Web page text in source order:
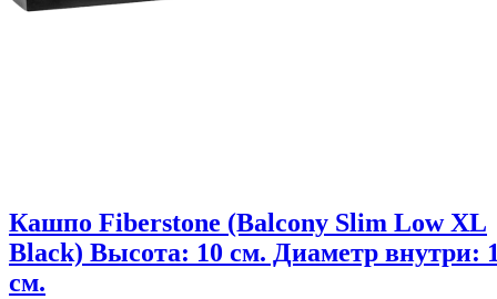
Кашпо Fiberstone (Balcony Slim Low XL
Black) Высота: 10 см. Диаметр внутри:
см.